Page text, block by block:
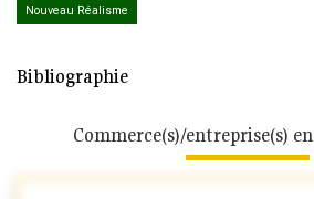
Nouveau Réalisme
Bibliographie
Commerce(s)/entreprise(s)